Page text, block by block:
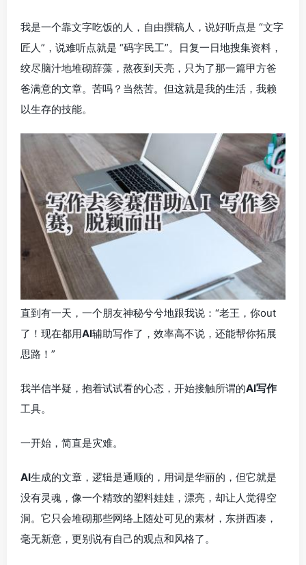
我是一个靠文字吃饭的人，自由撰稿人，说好听点是 “文字
匠人”，说难听点就是 “码字民工”。日复一日地搜集资料，
绞尽脑汁地堆砌辞藻，熬夜到天亮，只为了那一篇甲方爸
爸满意的文章。苦吗？当然苦。但这就是我的生活，我赖
以生存的技能。
直到有一天，一个朋友神秘兮兮地跟我说：“老王，你out
了！现在都用AI辅助写作了，效率高不说，还能帮你拓展
思路！”
我半信半疑，抱着试试看的心态，开始接触所谓的AI写作
工具。
一开始，简直是灾难。
AI生成的文章，逻辑是通顺的，用词是华丽的，但它就是
没有灵魂，像一个精致的塑料娃娃，漂亮，却让人觉得空
洞。它只会堆砌那些网络上随处可见的素材，东拼西凑，
毫无新意，更别说有自己的观点和风格了。